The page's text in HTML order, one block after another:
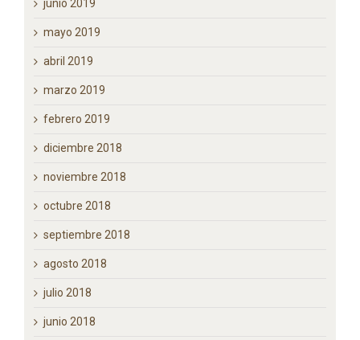
junio 2019
mayo 2019
abril 2019
marzo 2019
febrero 2019
diciembre 2018
noviembre 2018
octubre 2018
septiembre 2018
agosto 2018
julio 2018
junio 2018